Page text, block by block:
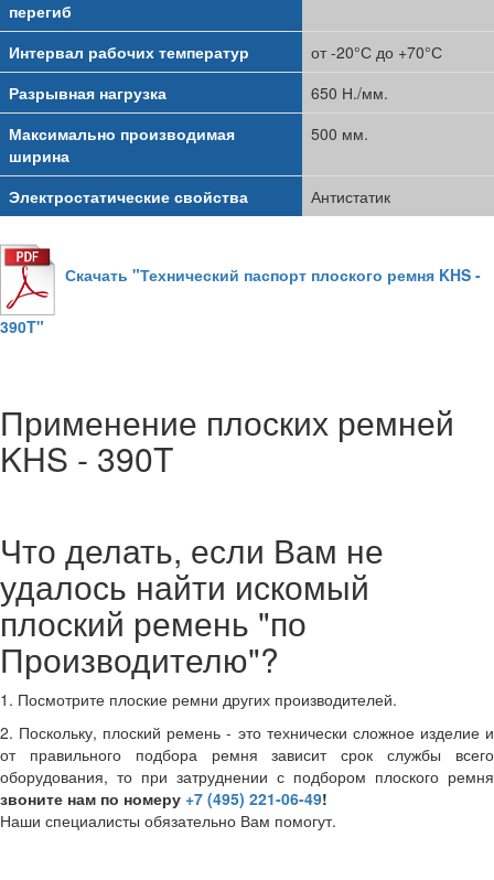
перегиб
Интервал рабочих температур
от -20°С до +70°С
Разрывная нагрузка
650 Н./мм.
Максимально производимая
ширина
500 мм.
Электростатические свойства Антистатик
Скачать "Технический паспорт плоского ремня KHS -
390T"
Применение плоских ремней
KHS - 390T
Что делать, если Вам не
удалось найти искомый
плоский ремень "по
Производителю"?
1. Посмотрите плоские ремни других производителей.
2. Поскольку, плоский ремень - это технически сложное изделие и
от правильного подбора ремня зависит срок службы всего
оборудования, то при затруднении с подбором плоского ремня
звоните нам по номеру +7 (495) 221-06-49!
Наши специалисты обязательно Вам помогут.